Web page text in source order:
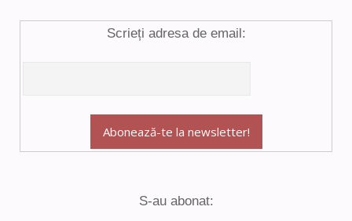
Scrieți adresa de email:
S-au abonat: